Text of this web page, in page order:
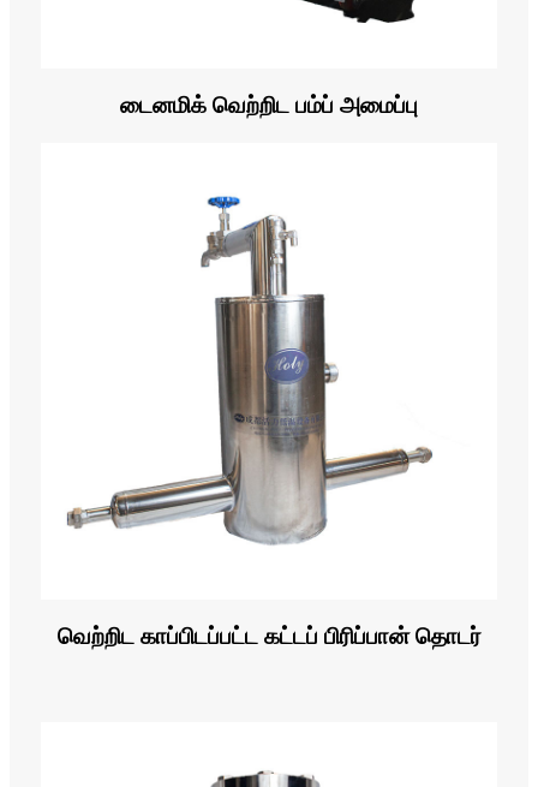
டைனமிக் வெற்றிட பம்ப் அமைப்பு
வெற்றிட காப்பிடப்பட்ட கட்டப் பிரிப்பான் தொடர்